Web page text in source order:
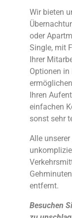
Wir bieten
oder
Single, mit
Ihrer
Optionen in
Ihren
einfachen
sonst sehr
Alle
entfernt.
Besuchen